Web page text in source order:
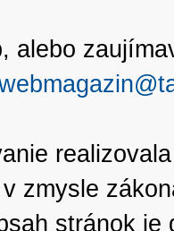
alebo
zmysle
stránok